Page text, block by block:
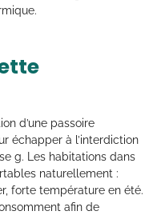
d’une passoire
échapper à l’interdiction
g. Les habitations dans
naturellement :
forte température en été.
afin de